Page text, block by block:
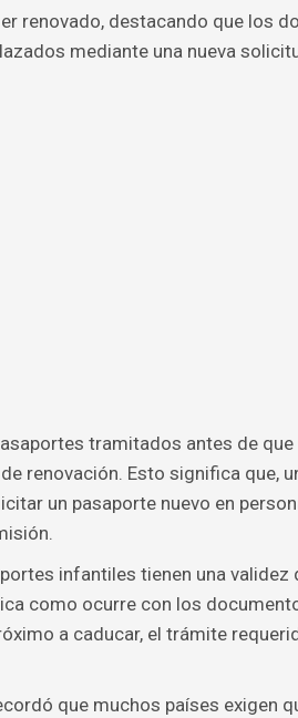
renovado, destacando que los
mediante una nueva
tramitados antes de
renovación. Esto significa que,
un pasaporte nuevo en
infantiles tienen una validez
como ocurre con los
a caducar, el trámite
que muchos países exigen